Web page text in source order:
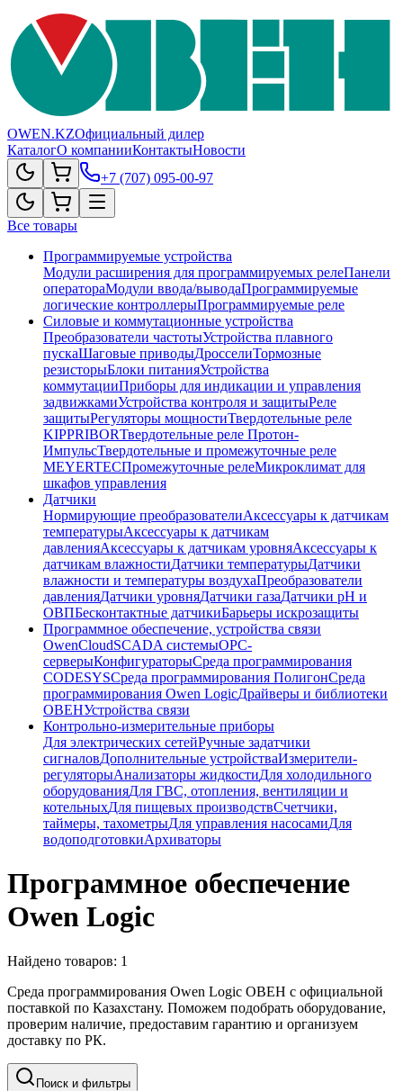
OWEN.KZОфициальный дилер
КаталогО компанииКонтактыНовости
+7 (707) 095-00-97
Все товары
Программируемые устройства
Модули расширения для программируемых релеПанели
оператораМодули ввода/выводаПрограммируемые
логические контроллерыПрограммируемые реле
Силовые и коммутационные устройства
Преобразователи частотыУстройства плавного
пускаШаговые приводыДросселиТормозные
резисторыБлоки питанияУстройства
коммутацииПриборы для индикации и управления
задвижкамиУстройства контроля и защитыРеле
защитыРегуляторы мощностиТвердотельные реле
KIPPRIBORТвердотельные реле Протон-
ИмпульсТвердотельные и промежуточные реле
MEYERTECПромежуточные релеМикроклимат для
шкафов управления
Датчики
Нормирующие преобразователиАксессуары к датчикам
температурыАксессуары к датчикам
давленияАксессуары к датчикам уровняАксессуары к
датчикам влажностиДатчики температурыДатчики
влажности и температуры воздухаПреобразователи
давленияДатчики уровняДатчики газаДатчики pH и
ОВПБесконтактные датчикиБарьеры искрозащиты
Программное обеспечение, устройства связи
OwenCloudSCADA системыOPC-
серверыКонфигураторыСреда программирования
CODESYSСреда программирования ПолигонСреда
программирования Owen LogicДрайверы и библиотеки
ОВЕНУстройства связи
Контрольно-измерительные приборы
Для электрических сетейРучные задатчики
сигналовДополнительные устройстваИзмерители-
регуляторыАнализаторы жидкостиДля холодильного
оборудованияДля ГВС, отопления, вентиляции и
котельныхДля пищевых производствСчетчики,
таймеры, тахометрыДля управления насосамиДля
водоподготовкиАрхиваторы
Программное обеспечение
Owen Logic
Найдено товаров: 1
Среда программирования Owen Logic ОВЕН с официальной
поставкой по Казахстану. Поможем подобрать оборудование,
проверим наличие, предоставим гарантию и организуем
доставку по РК.
Поиск и фильтры